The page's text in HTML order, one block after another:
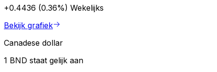
+0.4436 (0.36%) Wekelijks
Bekijk grafiek
Canadese dollar
1 BND staat gelijk aan